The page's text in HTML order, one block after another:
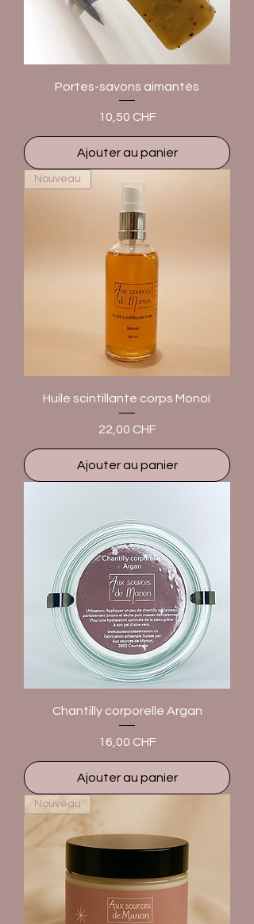
Portes-savons aimantés
Prix
10,50 CHF
Ajouter au panier
Nouveau
Huile scintillante corps Monoï
Prix
22,00 CHF
Ajouter au panier
Chantilly corporelle Argan
Prix
16,00 CHF
Ajouter au panier
Nouveau